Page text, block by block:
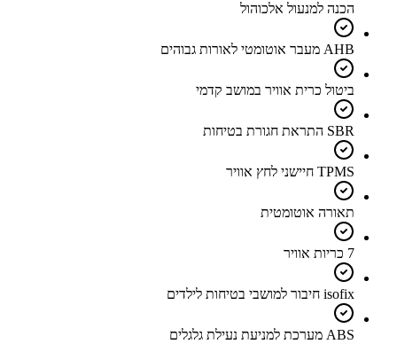
הכנה למנעול אלכוהול
AHB מעבר אוטומטי לאורות גבוהים
ביטול כרית אוויר במושב קדמי
SBR התראת חגורת בטיחות
TPMS חיישני לחץ אוויר
תאורה אוטומטית
7 כריות אוויר
isofix חיבור למושבי בטיחות לילדים
ABS מערכת למניעת נעילת גלגלים